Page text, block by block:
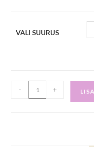
VALI SUURUS
- +